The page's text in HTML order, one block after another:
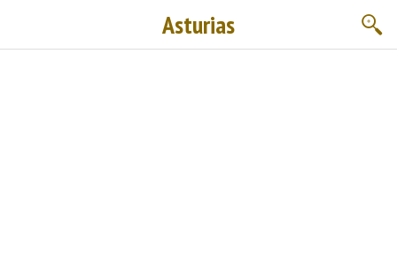
Asturias